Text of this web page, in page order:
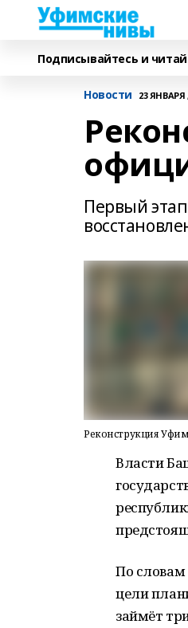
Подписывайтесь и
Новости 23 ЯНВАРЯ
Первый
Реконструкция
Власти
По словам
цели
займёт